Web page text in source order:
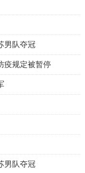
男队夺冠
疫规定被暂停
男队夺冠